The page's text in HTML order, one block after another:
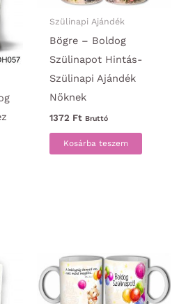
Szülinapi Ajándék
Bögre – Boldog
Szülinapot Hintás-
Szülinapi Ajándék
Nőknek
1372 Ft Bruttó
Kosárba teszem